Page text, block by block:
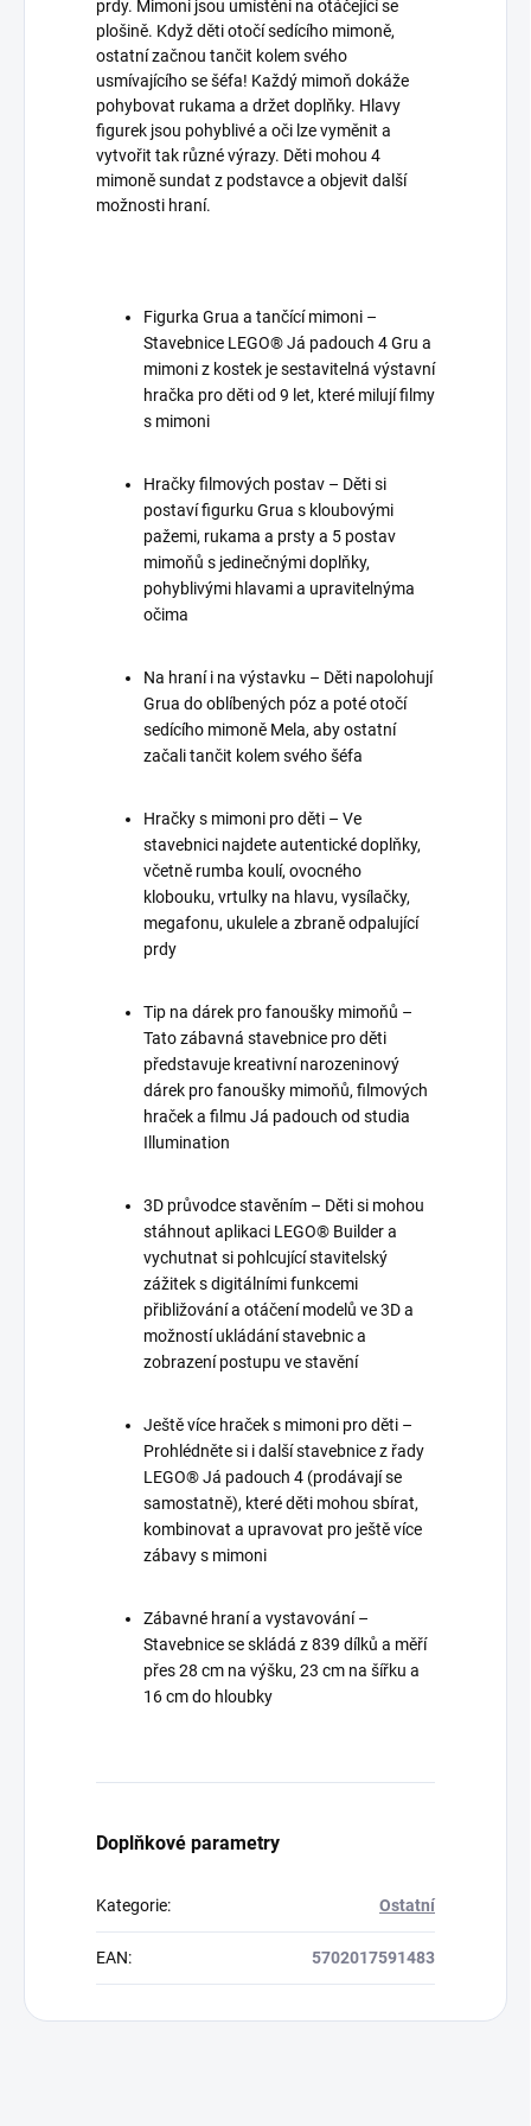
prdy. Mimoni jsou umístěni na otáčející se
plošině. Když děti otočí sedícího mimoně,
ostatní začnou tančit kolem svého
usmívajícího se šéfa! Každý mimoň dokáže
pohybovat rukama a držet doplňky. Hlavy
figurek jsou pohyblivé a oči lze vyměnit a
vytvořit tak různé výrazy. Děti mohou 4
mimoně sundat z podstavce a objevit další
možnosti hraní.
Figurka Grua a tančící mimoni –
Stavebnice LEGO® Já padouch 4 Gru a
mimoni z kostek je sestavitelná výstavní
hračka pro děti od 9 let, které milují filmy
s mimoni
Hračky filmových postav – Děti si
postaví figurku Grua s kloubovými
pažemi, rukama a prsty a 5 postav
mimoňů s jedinečnými doplňky,
pohyblivými hlavami a upravitelnýma
očima
Na hraní i na výstavku – Děti napolohují
Grua do oblíbených póz a poté otočí
sedícího mimoně Mela, aby ostatní
začali tančit kolem svého šéfa
Hračky s mimoni pro děti – Ve
stavebnici najdete autentické doplňky,
včetně rumba koulí, ovocného
klobouku, vrtulky na hlavu, vysílačky,
megafonu, ukulele a zbraně odpalující
prdy
Tip na dárek pro fanoušky mimoňů –
Tato zábavná stavebnice pro děti
představuje kreativní narozeninový
dárek pro fanoušky mimoňů, filmových
hraček a filmu Já padouch od studia
Illumination
3D průvodce stavěním – Děti si mohou
stáhnout aplikaci LEGO® Builder a
vychutnat si pohlcující stavitelský
zážitek s digitálními funkcemi
přibližování a otáčení modelů ve 3D a
možností ukládání stavebnic a
zobrazení postupu ve stavění
Ještě více hraček s mimoni pro děti –
Prohlédněte si i další stavebnice z řady
LEGO® Já padouch 4 (prodávají se
samostatně), které děti mohou sbírat,
kombinovat a upravovat pro ještě více
zábavy s mimoni
Zábavné hraní a vystavování –
Stavebnice se skládá z 839 dílků a měří
přes 28 cm na výšku, 23 cm na šířku a
16 cm do hloubky
Doplňkové parametry
Kategorie: Ostatní
EAN: 5702017591483